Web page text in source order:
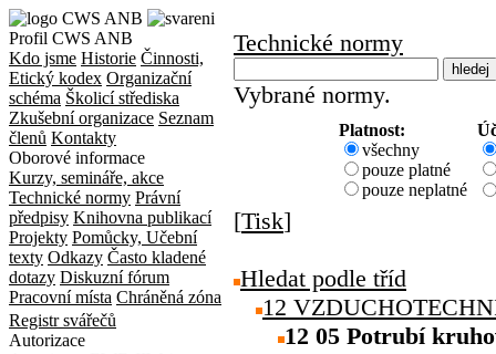
Profil CWS ANB
Kdo jsme Historie Činnosti,
Etický kodex Organizační
schéma Školicí střediska
Zkušební organizace Seznam
členů Kontakty
Oborové informace
Kurzy, semináře, akce
Technické normy Právní
předpisy Knihovna publikací
Projekty Pomůcky, Učební
texty Odkazy Často kladené
dotazy Diskuzní fórum
Pracovní místa Chráněná zóna
Registr svářečů
Autorizace
Technické normy
Vybrané normy.
Platnost:
všechny
pouze platné
pouze neplatné
[Tisk]
Hledat podle tříd
12
12 05 Potrubí